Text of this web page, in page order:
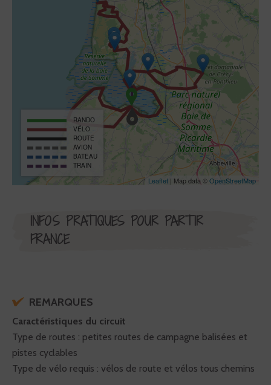
RANDO
VÉLO
ROUTE
AVION
BATEAU
TRAIN
Leaflet | Map data ©OpenStreetMap
INFOS PRATIQUES POUR PARTIR
FRANCE
REMARQUES
Caractéristiques du circuit
Type de routes : petites routes de campagne balisées et
pistes cyclables
Type de vélo requis : vélos de route et vélos tous chemins